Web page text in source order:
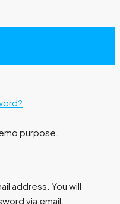
purpose.
address. You will
via email.